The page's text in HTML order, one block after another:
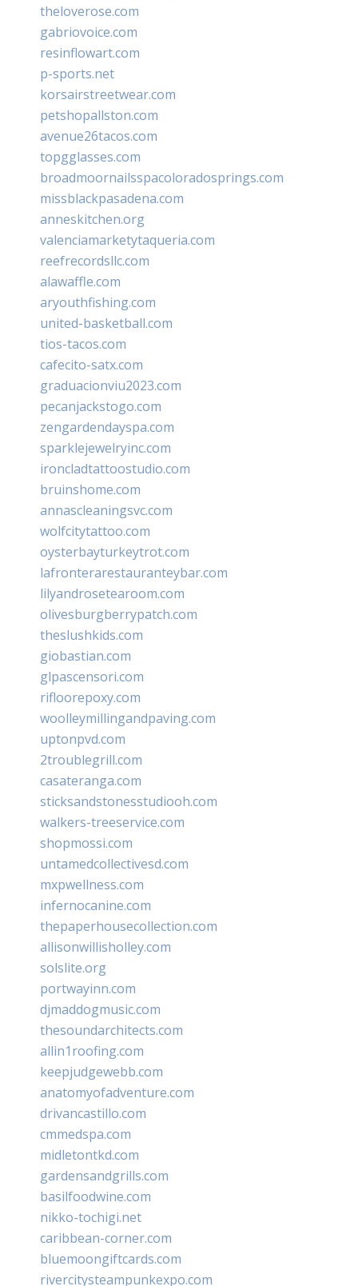
theloverose.com
gabriovoice.com
resinflowart.com
p-sports.net
korsairstreetwear.com
petshopallston.com
avenue26tacos.com
topgglasses.com
broadmoornailsspacoloradosprings.com
missblackpasadena.com
anneskitchen.org
valenciamarketytaqueria.com
reefrecordsllc.com
alawaffle.com
aryouthfishing.com
united-basketball.com
tios-tacos.com
cafecito-satx.com
graduacionviu2023.com
pecanjackstogo.com
zengardendayspa.com
sparklejewelryinc.com
ironcladtattoostudio.com
bruinshome.com
annascleaningsvc.com
wolfcitytattoo.com
oysterbayturkeytrot.com
lafronterarestauranteybar.com
lilyandrosetearoom.com
olivesburgberrypatch.com
theslushkids.com
giobastian.com
glpascensori.com
rifloorepoxy.com
woolleymillingandpaving.com
uptonpvd.com
2troublegrill.com
casateranga.com
sticksandstonesstudiooh.com
walkers-treeservice.com
shopmossi.com
untamedcollectivesd.com
mxpwellness.com
infernocanine.com
thepaperhousecollection.com
allisonwillisholley.com
solslite.org
portwayinn.com
djmaddogmusic.com
thesoundarchitects.com
allin1roofing.com
keepjudgewebb.com
anatomyofadventure.com
drivancastillo.com
cmmedspa.com
midletontkd.com
gardensandgrills.com
basilfoodwine.com
nikko-tochigi.net
caribbean-corner.com
bluemoongiftcards.com
rivercitysteampunkexpo.com